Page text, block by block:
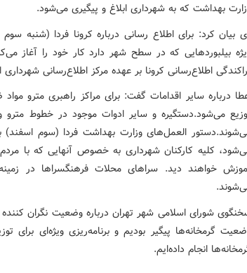
بهداشت که به شهرداری ابلاغ و پیگیری می‌شود.
بیان کرد: برای اطلاع رسانی درباره کرونا فردا (شنبه
بیلبوردهایی که در سطح شهر دارد کار خود را آغاز
اطلاع‌رسانی کرونا بر عهده مرکز اطلاع‌رسانی
درباره سایر اقدامات گفت: برای مراکز راهبری مترو
می‌شود.دستگیره و سایر ادوات موجود در خطوط
العمل‌های وزارت بهداشت فردا (سوم
کلیه کارکنان شهرداری به خصوص آنهایی که با
خواهند دید. سراهای محلات فرهنگسراها در
شورای اسلامی شهر تهران درباره وضعیت نگران
گرمخانه‌ها پیگیر بودیم و برنامه‌ریزی ویژه‌ای برای
انجام داده‌ایم.